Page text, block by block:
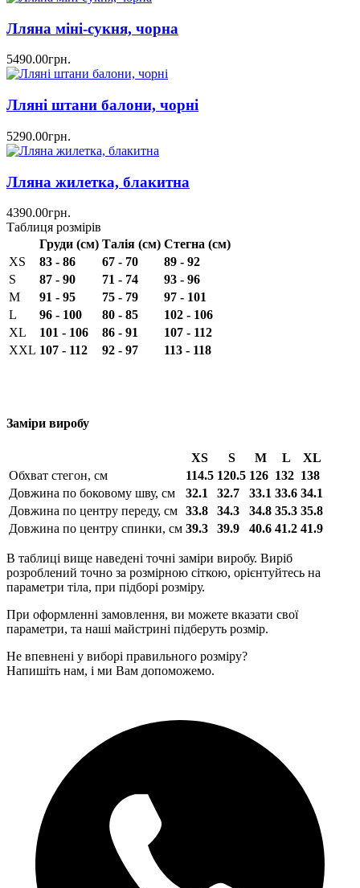
Лляна міні-сукня, чорна
5490.00грн.
Лляні штани балони, чорні
5290.00грн.
Лляна жилетка, блакитна
4390.00грн.
Таблиця розмірів
Груди (см) Талія (см) Стегна (см)
XS
83 - 86 67 - 70
89 - 92
S
87 - 90 71 - 74
93 - 96
M
91 - 95 75 - 79
97 - 101
L
96 - 100 80 - 85
102 - 106
XL
101 - 106 86 - 91
107 - 112
XXL 107 - 112 92 - 97 113 - 118
Заміри виробу
XS S M L
XL
Обхват стегон, см
114.5 120.5 126 132 138
Довжина по боковому шву, см
32.1 32.7 33.1 33.6 34.1
Довжина по центру переду, см 33.8 34.3 34.8 35.3 35.8
Довжина по центру спинки, см 39.3 39.9 40.6 41.2 41.9
В таблиці вище наведені точні заміри виробу. Виріб
розроблений точно за розмірною сіткою, орієнтуйтесь на
параметри тіла, при підборі розміру.
При оформленні замовлення, ви можете вказати свої
параметри, та наші майстрині підберуть розмір.
Не впевнені у виборі правильного розміру?
Напишіть нам, і ми Вам допоможемо.